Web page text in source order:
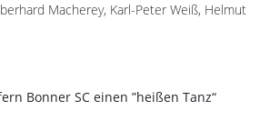
Macherey, Karl-Peter Weiß, Helmut
Bonner SC einen ”heißen Tanz“